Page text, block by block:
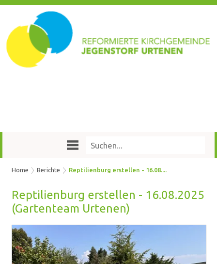
Home Berichte Reptilienburg erstellen - 16.08....
Rep­ti­li­en­burg er­stel­len - 16.08.2025
(Gar­ten­team Ur­te­nen)